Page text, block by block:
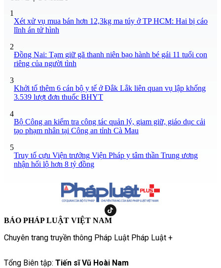
1
Xét xử vụ mua bán hơn 12,3kg ma túy ở TP HCM: Hai bị cáo
lĩnh án tử hình
2
Đồng Nai: Tạm giữ gã thanh niên bạo hành bé gái 11 tuổi con
riêng của người tình
3
Khởi tố thêm 6 cán bộ y tế ở Đắk Lắk liên quan vụ lập khống
3.539 lượt đơn thuốc BHYT
4
Bộ Công an kiểm tra công tác quản lý, giam giữ, giáo dục cải
tạo phạm nhân tại Công an tỉnh Cà Mau
5
Truy tố cựu Viện trưởng Viện Pháp y tâm thần Trung ương
nhận hối lộ hơn 8 tỷ đồng
BÁO PHÁP LUẬT VIỆT NAM
Chuyên trang truyền thông Pháp Luật Pháp Luật +
Tổng Biên tập: Tiến sĩ Vũ Hoài Nam